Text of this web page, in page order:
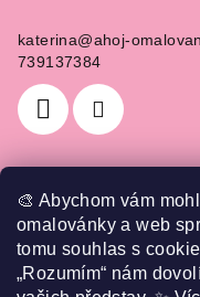
🎨 Abychom vám
omalovánky a web
tomu souhlas s
„Rozumím“ nám
katerina@ahoj-
739137384
Informace pro
Jak nakupovat
Obchodní podmínky